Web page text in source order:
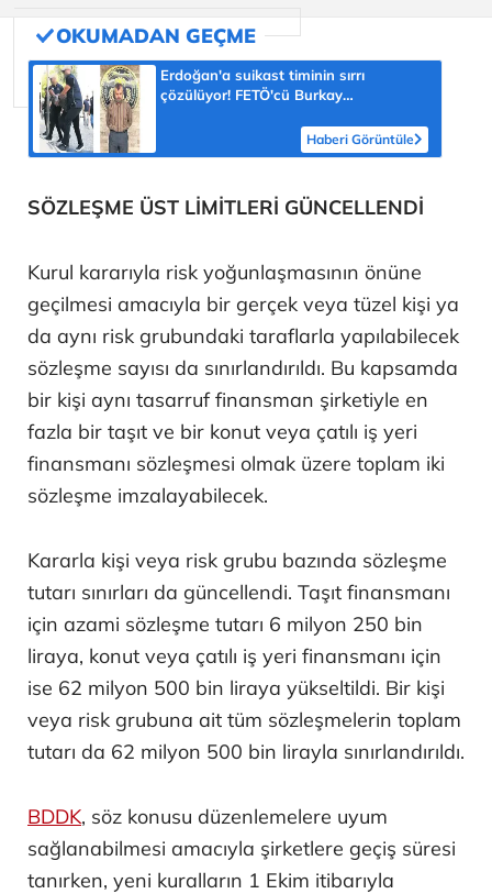
Erdoğan'a suikast timinin sırrı
çözülüyor! FETÖ'cü Burkay
Haberi Görüntüle
SÖZLEŞME ÜST LİMİTLERİ GÜNCELLENDİ
Kurul kararıyla risk yoğunlaşmasının önüne
geçilmesi amacıyla bir gerçek veya tüzel kişi ya
da aynı risk grubundaki taraflarla yapılabilecek
sözleşme sayısı da sınırlandırıldı. Bu kapsamda
bir kişi aynı tasarruf finansman şirketiyle en
fazla bir taşıt ve bir konut veya çatılı iş yeri
finansmanı sözleşmesi olmak üzere toplam iki
sözleşme imzalayabilecek.
Kararla kişi veya risk grubu bazında sözleşme
tutarı sınırları da güncellendi. Taşıt finansmanı
için azami sözleşme tutarı 6 milyon 250 bin
liraya, konut veya çatılı iş yeri finansmanı için
ise 62 milyon 500 bin liraya yükseltildi. Bir kişi
veya risk grubuna ait tüm sözleşmelerin toplam
tutarı da 62 milyon 500 bin lirayla sınırlandırıldı.
BDDK, söz konusu düzenlemelere uyum
sağlanabilmesi amacıyla şirketlere geçiş süresi
tanırken, yeni kuralların 1 Ekim itibarıyla